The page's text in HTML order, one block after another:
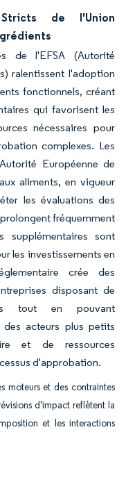
de l'Union
de l'EFSA (Autorité
ralentissent l'adoption
fonctionnels, créant
qui favorisent les
nécessaires pour
complexes. Les
Européenne de
aliments, en vigueur
les évaluations des
fréquemment
supplémentaires sont
les investissements en
crée des
disposant de
tout en pouvant
acteurs plus petits
et de ressources
d'approbation.
moteurs et des contraintes
d'impact reflètent la
et les interactions